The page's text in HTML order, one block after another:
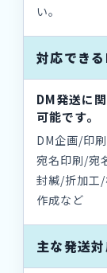
い。
対応でき
DM発送に
可能です。
DM企画/印
宛名印刷/宛
封緘/折加工
作成など
主な発送